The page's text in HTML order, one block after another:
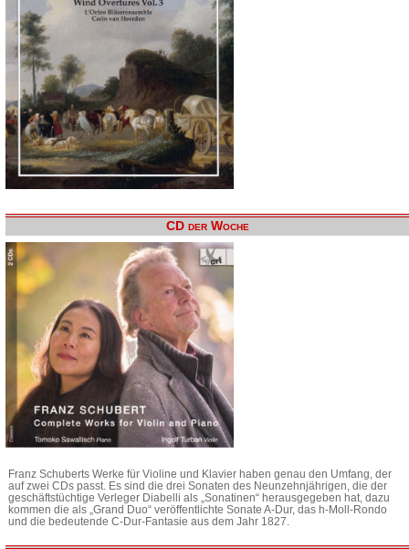
CD der Woche
Franz Schuberts Werke für Violine und Klavier haben genau den Umfang, der
auf zwei CDs passt. Es sind die drei Sonaten des Neunzehnjährigen, die der
geschäftstüchtige Verleger Diabelli als „Sonatinen“ herausgegeben hat, dazu
kommen die als „Grand Duo“ veröffentlichte Sonate A-Dur, das h-Moll-Rondo
und die bedeutende C-Dur-Fantasie aus dem Jahr 1827.